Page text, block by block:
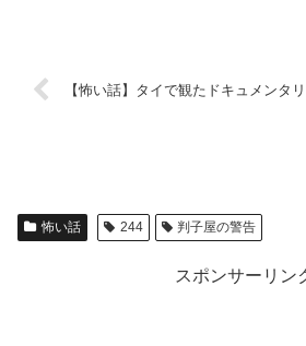
【怖い話】タイで観たドキュメンタ
怖い話 244 判子屋の警告
スポンサーリン